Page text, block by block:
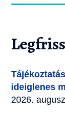
ideiglenes
2026.